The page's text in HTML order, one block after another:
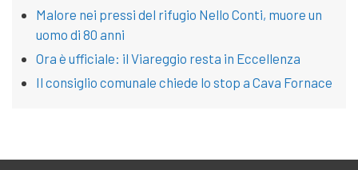
Malore nei pressi del rifugio Nello Conti, muore un
uomo di 80 anni
Ora è ufficiale: il Viareggio resta in Eccellenza
Il consiglio comunale chiede lo stop a Cava Fornace